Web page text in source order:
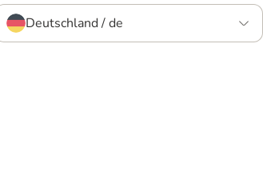
Deutschland / de